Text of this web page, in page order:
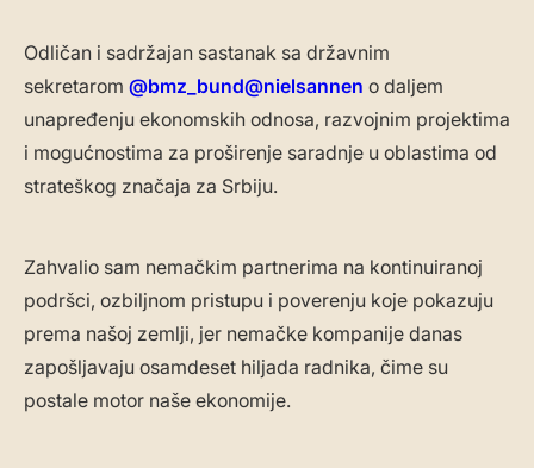
Odličan i sadržajan sastanak sa državnim
sekretarom @bmz_bund@nielsannen o daljem
unapređenju ekonomskih odnosa, razvojnim projektima
i mogućnostima za proširenje saradnje u oblastima od
strateškog značaja za Srbiju.
Zahvalio sam nemačkim partnerima na kontinuiranoj
podršci, ozbiljnom pristupu i poverenju koje pokazuju
prema našoj zemlji, jer nemačke kompanije danas
zapošljavaju osamdeset hiljada radnika, čime su
postale motor naše ekonomije.